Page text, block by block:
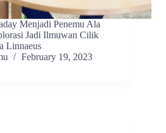
Menjadi Penemu Ala
Jadi Ilmuwan Cilik
Linnaeus
February 19, 2023